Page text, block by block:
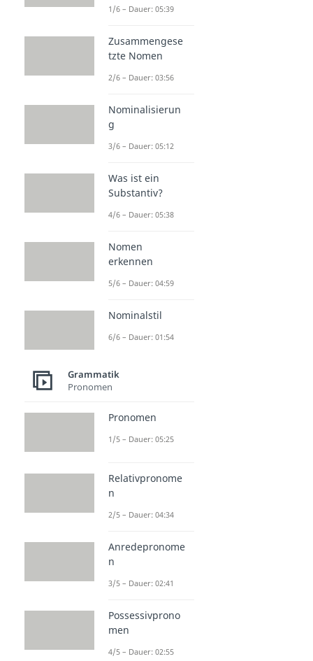
1/6 – Dauer: 05:39
Zusammengese
tzte Nomen
2/6 – Dauer: 03:56
Nominalisierun
g
3/6 – Dauer: 05:12
Was ist ein
Substantiv?
4/6 – Dauer: 05:38
Nomen
erkennen
5/6 – Dauer: 04:59
Nominalstil
6/6 – Dauer: 01:54
Grammatik
Pronomen
Pronomen
1/5 – Dauer: 05:25
Relativpronome
n
2/5 – Dauer: 04:34
Anredepronome
n
3/5 – Dauer: 02:41
Possessivprono
men
4/5 – Dauer: 02:55